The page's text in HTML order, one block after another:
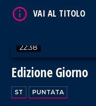
22:38
Edizione Giorno
ST PUNTATA
VAI AL TITOLO